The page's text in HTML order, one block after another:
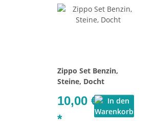
Zippo Set Benzin,
Steine, Docht
10,00 €
*